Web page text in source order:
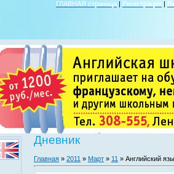
ГЛАВНАЯ страница | Регистрация |
Дневник
Главная » 2011 » Март » 11 » Английский